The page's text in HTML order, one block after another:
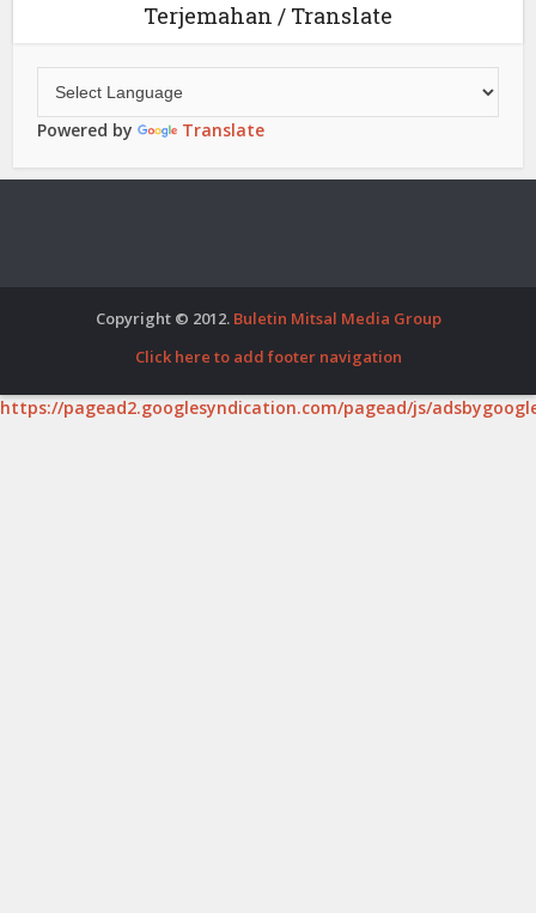
Terjemahan / Translate
Powered by Translate
Copyright © 2012. Buletin Mitsal Media Group
Click here to add footer navigation
https://pagead2.googlesyndication.com/pagead/js/